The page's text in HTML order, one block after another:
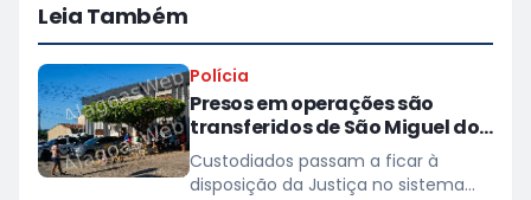
Leia Também
Polícia
Presos em operações são
transferidos de São Miguel dos
Campos para presídios
Custodiados passam a ficar à
disposição da Justiça no sistema